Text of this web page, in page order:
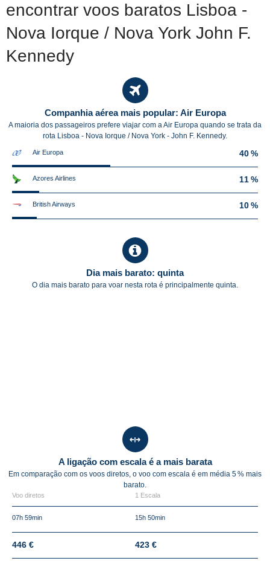
encontrar voos baratos Lisboa -
Nova Iorque / Nova York John F.
Kennedy
Companhia aérea mais popular: Air Europa
A maioria dos passageiros prefere viajar com a Air Europa quando se trata da
rota Lisboa - Nova Iorque / Nova York - John F. Kennedy.
Air Europa 40 %
Azores Airlines 11 %
British Airways 10 %
Dia mais barato: quinta
O dia mais barato para voar nesta rota é principalmente quinta.
A ligação com escala é a mais barata
Em comparação com os voos diretos, o voo com escala é em média 5 % mais
barato.
Voo diretos 1 Escala
07h 59min 15h 50min
446 € 423 €